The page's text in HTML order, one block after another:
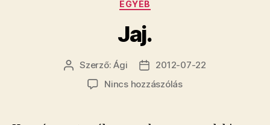
EGYÉB
Jaj.
Bejegyzés
szerzője
Szerző:Ági
Bejegyzés
dátuma
2012-07-22
Nincs hozzászólása(z)